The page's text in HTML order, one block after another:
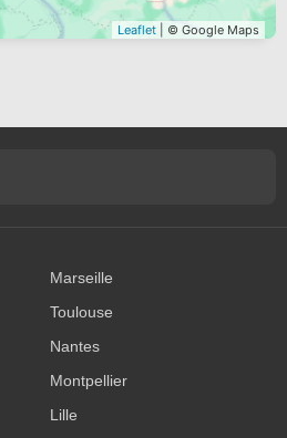
Leaflet | © Google Maps
Marseille
Toulouse
Nantes
Montpellier
Lille